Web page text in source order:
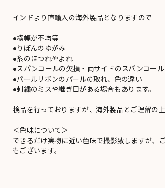
インドより直輸入の海外製品となりますので
●横幅が不均等
●りぼんのゆがみ
●糸のほつれやよれ
●スパンコールの欠損・両サイドのスパンコー
●パールリボンのパールの取れ、色の違い
●刺繍のミスや継ぎ目がある場合もあります。
検品を行っておりますが、海外製品とご理解の
＜色味について＞
できるだけ実物に近い色味で撮影致しますが、
もございます。